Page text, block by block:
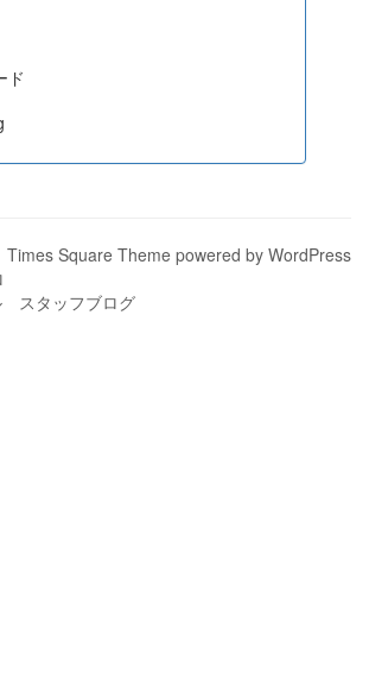
ド
Times Square Theme powered by WordPress
スタッフブログ